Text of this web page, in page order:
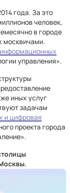
года. За это
человек,
в городе
москвичами.
управления».
иных услуг
задачам
и цифровая
проекта города